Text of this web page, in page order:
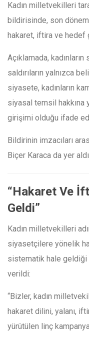
Kadın milletvekilleri
bildirisinde, son
hakaret, iftira ve
Açıklamada,
saldırıların yalnızca
siyasete, kadınların
siyasal temsil hakkına
girişimi olduğu ifade
Bildirinin imzacıları
Biçer Karaca da yer
“Hakaret Ve
Geldi”
Kadın milletvekilleri
siyasetçilere yönelik
sistematik hale
verildi:
“Bizler, kadın
hakaret dilini, yalanı,
yürütülen linç